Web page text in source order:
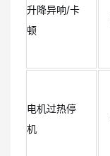
升降异响/卡
顿
电机过热停
机